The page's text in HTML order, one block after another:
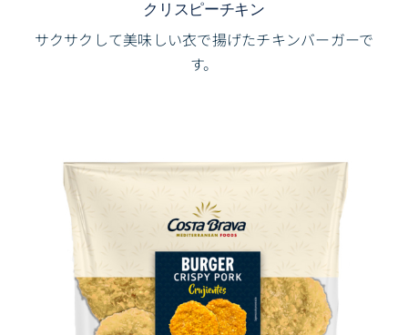
クリスピーチキン
サクサクして美味しい衣で揚げたチキンバーガーで
す。